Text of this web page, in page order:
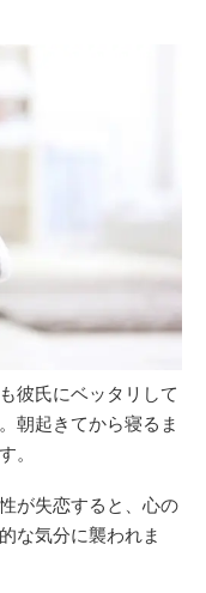
彼氏にベッタリして
朝起きてから寝るま
。
が失恋すると、心の
な気分に襲われま